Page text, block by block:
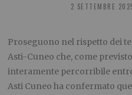
2 SETTEMBRE
Proseguono nel rispetto dei
Asti-Cuneo che, come
interamente percorribile
Asti Cuneo ha confermato